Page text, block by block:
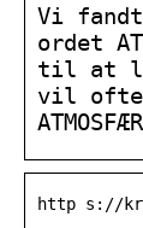
Vi
ordet
til at
vil ofte
http s://